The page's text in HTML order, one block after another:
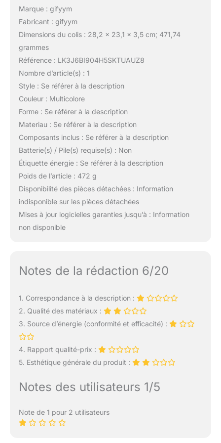
Marque : gifyym
Fabricant : gifyym
Dimensions du colis : 28,2 x 23,1 x 3,5 cm; 471,74
grammes
Référence : LK3J6BI904H5SKTUAUZ8
Nombre d’article(s) : 1
Style : Se référer à la description
Couleur : Multicolore
Forme : Se référer à la description
Materiau : Se référer à la description
Composants inclus : Se référer à la description
Batterie(s) / Pile(s) requise(s) : Non
Étiquette énergie : Se référer à la description
Poids de l’article : 472 g
Disponibilité des pièces détachées : Information
indisponible sur les pièces détachées
Mises à jour logicielles garanties jusqu’à : Information
non disponible
Notes de la rédaction 6/20
1. Correspondance à la description :
2. Qualité des matériaux :
3. Source d’énergie (conformité et efficacité) :
4. Rapport qualité-prix :
5. Esthétique générale du produit :
Notes des utilisateurs 1/5
Note de 1 pour 2 utilisateurs